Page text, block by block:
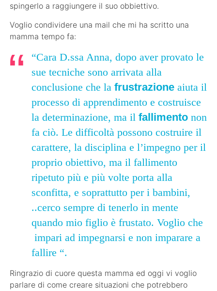
spingerlo a raggiungere il suo obbiettivo.
Voglio condividere una mail che mi ha scritto una
mamma tempo fa:
“Cara D.ssa Anna, dopo aver provato le
sue tecniche sono arrivata alla
conclusione che la frustrazione aiuta il
processo di apprendimento e costruisce
la determinazione, ma il fallimento non
fa ciò. Le difficoltà possono costruire il
carattere, la disciplina e l’impegno per il
proprio obiettivo, ma il fallimento
ripetuto più e più volte porta alla
sconfitta, e soprattutto per i bambini,
..cerco sempre di tenerlo in mente
quando mio figlio è frustato. Voglio che
impari ad impegnarsi e non imparare a
fallire “.
Ringrazio di cuore questa mamma ed oggi vi voglio
parlare di come creare situazioni che potrebbero